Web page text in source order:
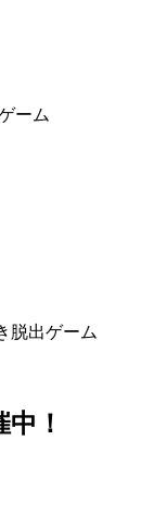
ーム
脱出ゲーム
！